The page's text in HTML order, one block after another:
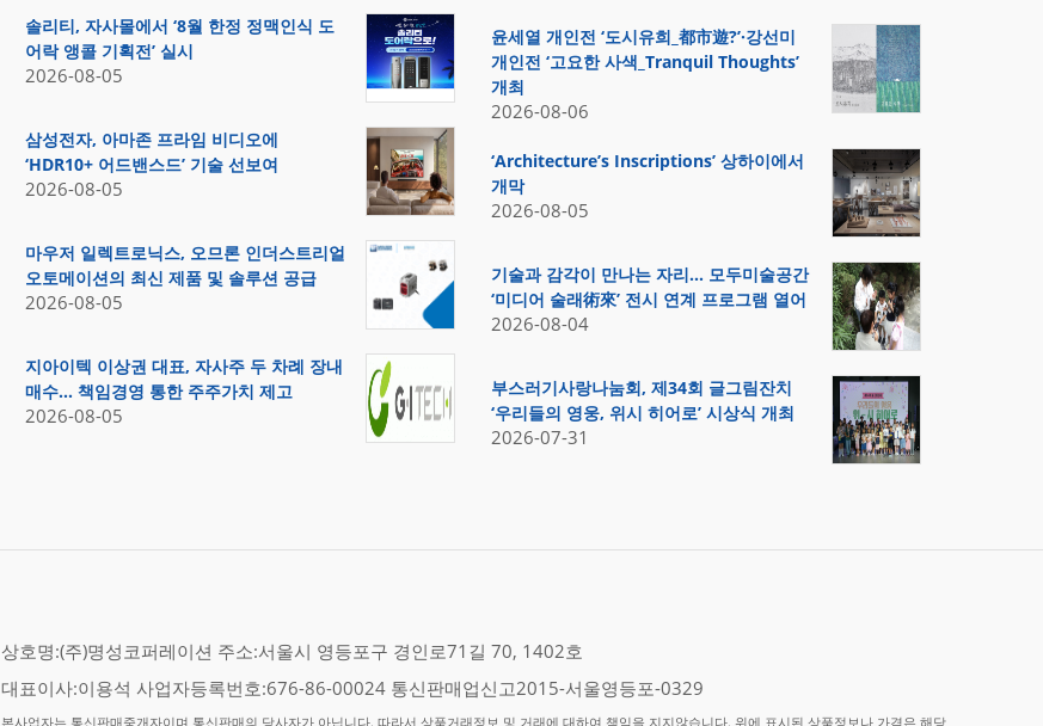
솔리티, 자사몰에서 ‘8월 한정 정맥인식 도
어락 앵콜 기획전’ 실시
2026-08-05
삼성전자, 아마존 프라임 비디오에
‘HDR10+ 어드밴스드’ 기술 선보여
2026-08-05
마우저 일렉트로닉스, 오므론 인더스트리얼
오토메이션의 최신 제품 및 솔루션 공급
2026-08-05
지아이텍 이상권 대표, 자사주 두 차례 장내
매수… 책임경영 통한 주주가치 제고
2026-08-05
윤세열 개인전 ‘도시유희_都市遊?’·강선미
개인전 ‘고요한 사색_Tranquil Thoughts’
개최
2026-08-06
‘Architecture’s Inscriptions’ 상하이에서
개막
2026-08-05
기술과 감각이 만나는 자리… 모두미술공간
‘미디어 술래術來’ 전시 연계 프로그램 열어
2026-08-04
부스러기사랑나눔회, 제34회 글그림잔치
‘우리들의 영웅, 위시 히어로’ 시상식 개최
2026-07-31
상호명:(주)명성코퍼레이션 주소:서울시 영등포구 경인로71길 70, 1402호
대표이사:이용석 사업자등록번호:676-86-00024 통신판매업신고2015-서울영등포-0329
본사업자는 통신판매중개자이며 통신판매의 당사자가 아닙니다. 따라서 상품거래정보 및 거래에 대하여 책임을 지지않습니다. 위에 표시된 상품정보나 가격은 해당